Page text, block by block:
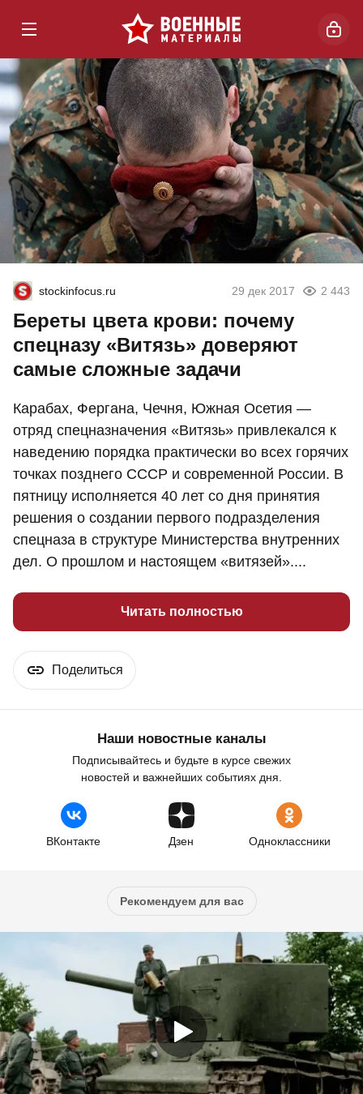
stockinfocus.ru 29 дек 2017 2 443
Береты цвета крови: почему
спецназу «Витязь» доверяют
самые сложные задачи
Карабах, Фергана, Чечня, Южная Осетия —
отряд спецназначения «Витязь» привлекался к
наведению порядка практически во всех горячих
точках позднего СССР и современной России. В
пятницу исполняется 40 лет со дня принятия
решения о создании первого подразделения
спецназа в структуре Министерства внутренних
дел. О прошлом и настоящем «витязей»....
Читать полностью
Поделиться
Наши новостные каналы
Подписывайтесь и будьте в курсе свежих
новостей и важнейших событиях дня.
ВКонтакте Дзен Одноклассники
Рекомендуем для вас